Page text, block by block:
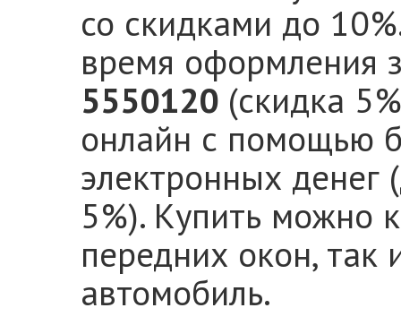
со скидками до
время оформления
5550120 (скидка
онлайн с помощью
электронных денег
5%). Купить можно
передних окон, так
автомобиль.